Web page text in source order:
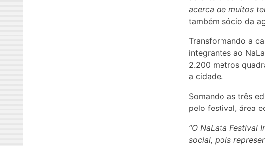
acerca de muitos
também sócio da
Transformando a
integrantes ao
2.200 metros
a cidade.
Somando as três
pelo festival, área
“O NaLata Festival
social, pois